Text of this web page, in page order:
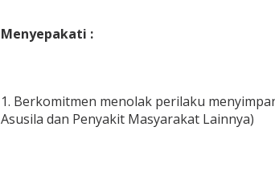
Menyepakati :
1. Berkomitmen menolak perilaku
Asusila dan Penyakit Masyarakat Lainnya)